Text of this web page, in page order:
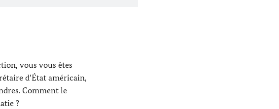
vous vous êtes
d’État américain,
Comment le
?